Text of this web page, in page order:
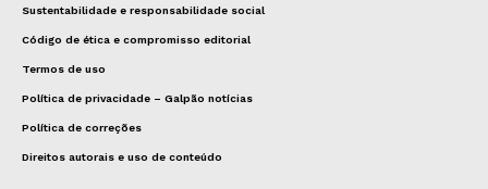
Sustentabilidade e responsabilidade social
Código de ética e compromisso editorial
Termos de uso
Política de privacidade – Galpão notícias
Política de correções
Direitos autorais e uso de conteúdo